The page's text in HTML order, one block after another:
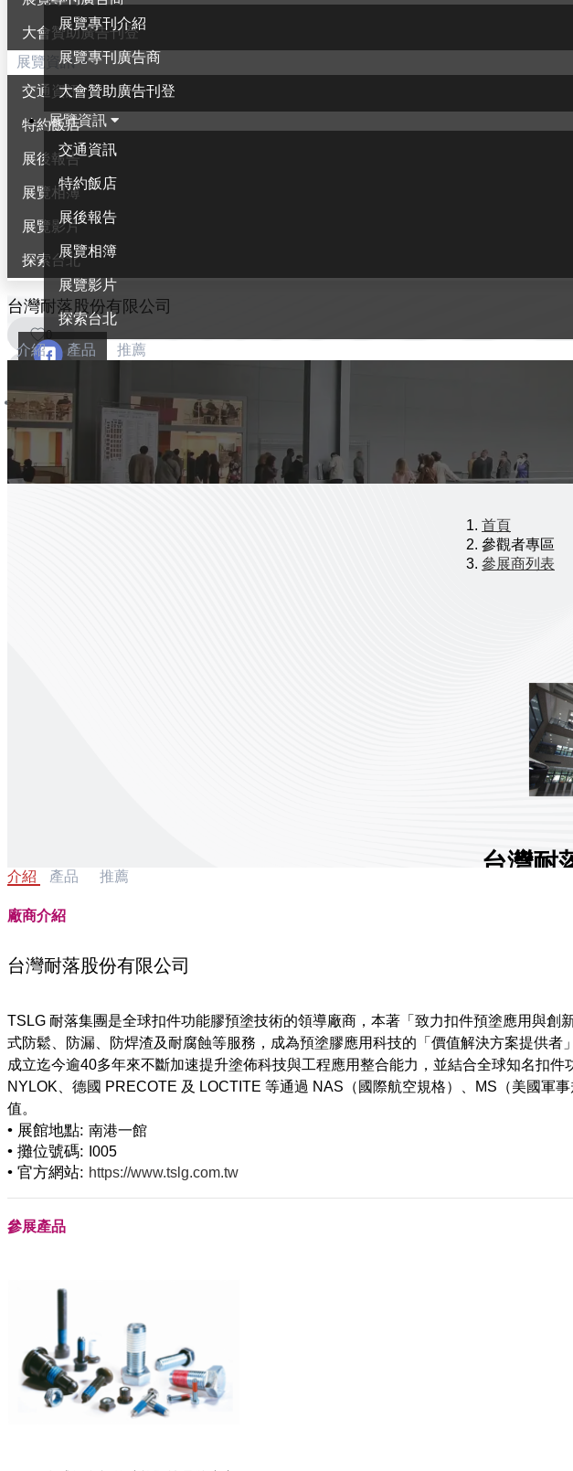
展覽專刊介紹
展覽專刊廣告商
大會贊助廣告刊登
展覽資訊
交通資訊
特約飯店
展後報告
展覽相簿
展覽影片
探索台北
大會贊助廣告刊登
展覽資訊
交通資訊
特約飯店
展後報告
展覽相簿
展覽影片
探索台北
台灣耐落股份有限公司
0
介紹 產品 推薦
首頁
參觀者專區
參展商列表
台灣耐
分享 :
介紹 產品 推薦
廠商介紹
台灣耐落股份有限公司
TSLG 耐落集團是全球扣件功能膠預塗技術的領導廠商，本著「致力扣件預塗應用與
式防鬆、防漏、防焊渣及耐腐蝕等服務，成為預塗膠應用科技的「價值解決方案提供者」
成立迄今逾40多年來不斷加速提升塗佈科技與工程應用整合能力，並結合全球知名扣件
NYLOK、德國 PRECOTE 及 LOCTITE 等通過 NAS（國際航空規格）、MS（美國軍
• 展館地點: 南港一館
• 攤位號碼: I005
• 官方網站: https://www.tslg.com.tw
參展產品